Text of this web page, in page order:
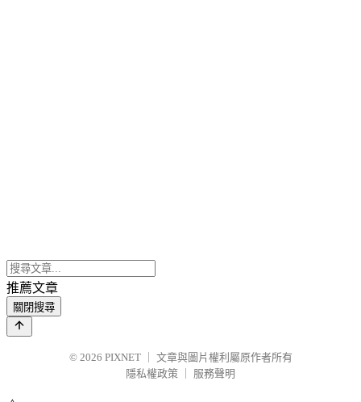
推薦文章
關閉搜尋
© 2026 PIXNET
文章與圖片權利屬原作者所有
隱私權政策
服務聲明